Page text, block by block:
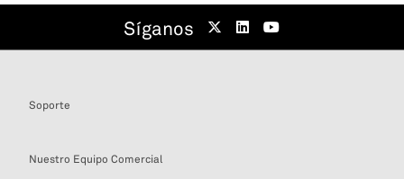
Síganos
Soporte
Nuestro Equipo Comercial